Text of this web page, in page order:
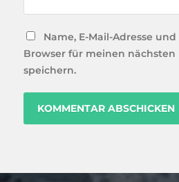
Name, E-Mail-Adresse
Browser für meinen
speichern.